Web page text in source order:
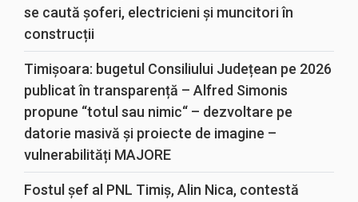
se caută șoferi, electricieni și muncitori în
construcții
Timișoara: bugetul Consiliului Județean pe 2026
publicat în transparență – Alfred Simonis
propune “totul sau nimic“ – dezvoltare pe
datorie masivă și proiecte de imagine –
vulnerabilități MAJORE
Fostul șef al PNL Timiș, Alin Nica, contestă